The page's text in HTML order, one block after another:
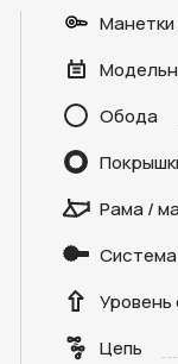
Обода
Рама /
Система
Уровень
Цепь
вы даетесогласие на
политикой